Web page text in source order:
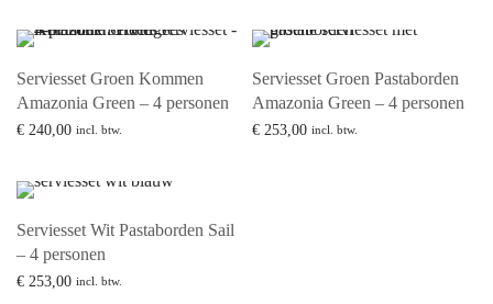
Serviesset Groen Kommen
Amazonia Green – 4 personen
€ 240,00 incl. btw.
Serviesset Groen Pastaborden
Amazonia Green – 4 personen
€ 253,00 incl. btw.
Serviesset Wit Pastaborden Sail
– 4 personen
€ 253,00 incl. btw.